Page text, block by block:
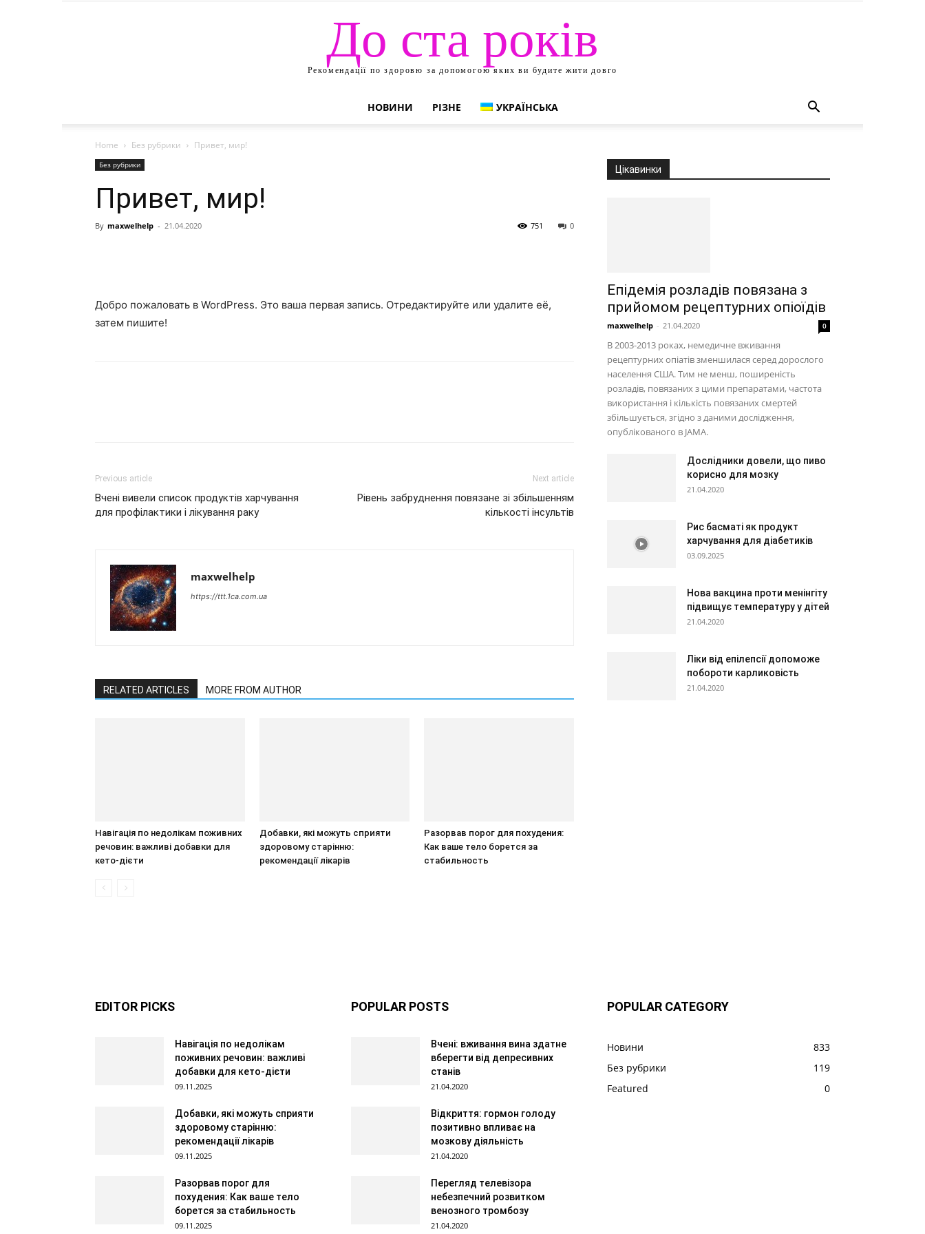
До ста років
Рекомендації по здоровю за допомогою яких ви будите жити довго
НОВИНИ РІЗНЕ УКРАЇНСЬКА
Home Без рубрики Привет, мир!
Без рубрики
Привет, мир!
By maxwelhelp - 21.04.2020 0
751
Добро пожаловать в WordPress. Это ваша первая запись. Отредактируйте или удалите её,
затем пишите!
Previous article
Вчені вивели список продуктів харчування
для профілактики і лікування раку
Next article
Рівень забруднення повязане зі збільшенням
кількості інсультів
maxwelhelp
https://ttt.1ca.com.ua
RELATED ARTICLES MORE FROM AUTHOR
Навігація по недолікам поживних
речовин: важливі добавки для
кето-дієти
Добавки, які можуть сприяти
здоровому старінню:
рекомендації лікарів
Разорвав порог для похудения:
Как ваше тело борется за
стабильность
Цікавинки
Епідемія розладів повязана з
прийомом рецептурних опіоїдів
maxwelhelp - 21.04.2020 0
В 2003-2013 роках, немедичне вживання
рецептурних опіатів зменшилася серед дорослого
населення США. Тим не менш, поширеність
розладів, повязаних з цими препаратами, частота
використання і кількість повязаних смертей
збільшується, згідно з даними дослідження,
опублікованого в JAMA.
Дослідники довели, що пиво
корисно для мозку
21.04.2020
Рис басматі як продукт
харчування для діабетиків
03.09.2025
Нова вакцина проти менінгіту
підвищує температуру у дітей
21.04.2020
Ліки від епілепсії допоможе
побороти карликовість
21.04.2020
EDITOR PICKS
Навігація по недолікам
поживних речовин: важливі
добавки для кето-дієти
09.11.2025
Добавки, які можуть сприяти
здоровому старінню:
рекомендації лікарів
09.11.2025
Разорвав порог для
похудения: Как ваше тело
борется за стабильность
09.11.2025
POPULAR POSTS
Вчені: вживання вина здатне
вберегти від депресивних
станів
21.04.2020
Відкриття: гормон голоду
позитивно впливає на
мозкову діяльність
21.04.2020
Перегляд телевізора
небезпечний розвитком
венозного тромбозу
21.04.2020
POPULAR CATEGORY
Новини
833
Без рубрики
119
Featured
0